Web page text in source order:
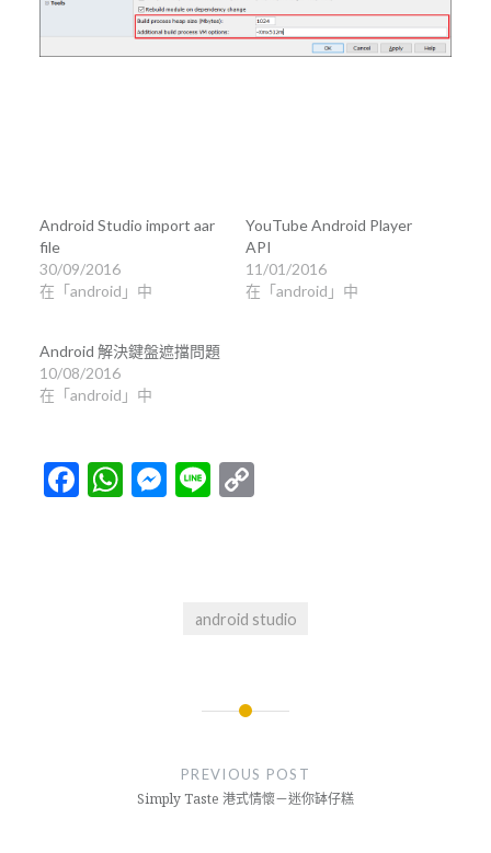
Android Studio import aar
file
30/09/2016
在「android」中
YouTube Android Player
API
11/01/2016
在「android」中
Android 解決鍵盤遮擋問題
10/08/2016
在「android」中
Facebook
WhatsApp
Messenger
LineCopy
android studio
PREVIOUS POST
Simply Taste 港式情懷－迷你缽仔糕